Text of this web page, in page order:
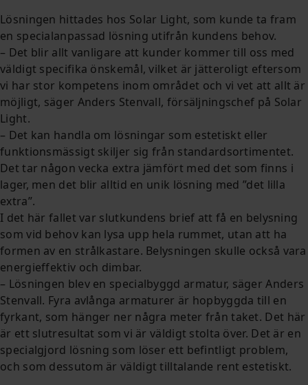
Lösningen hittades hos Solar Light, som kunde ta fram
en specialanpassad lösning utifrån kundens behov.
– Det blir allt vanligare att kunder kommer till oss med
väldigt specifika önskemål, vilket är jätteroligt eftersom
vi har stor kompetens inom området och vi vet att allt är
möjligt, säger Anders Stenvall, försäljningschef på Solar
Light.
– Det kan handla om lösningar som estetiskt eller
funktionsmässigt skiljer sig från standardsortimentet.
Det tar någon vecka extra jämfört med det som finns i
lager, men det blir alltid en unik lösning med ”det lilla
extra”.
I det här fallet var slutkundens brief att få en belysning
som vid behov kan lysa upp hela rummet, utan att ha
formen av en strålkastare. Belysningen skulle också vara
energieffektiv och dimbar.
– Lösningen blev en specialbyggd armatur, säger Anders
Stenvall. Fyra avlånga armaturer är hopbyggda till en
fyrkant, som hänger ner några meter från taket. Det här
är ett slutresultat som vi är väldigt stolta över. Det är en
specialgjord lösning som löser ett befintligt problem,
och som dessutom är väldigt tilltalande rent estetiskt.